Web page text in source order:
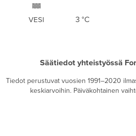
VESI 3 °C
Säätiedot yhteistyössä
Tiedot perustuvat vuosien 1991–2020
keskiarvoihin. Päiväkohtainen